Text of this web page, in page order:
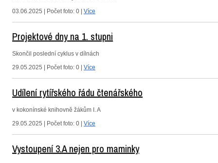
03.06.2025 | Počet foto: 0 | Více
Projektové dny na 1. stupni
Skončil poslední cyklus v dílnách
29.05.2025 | Počet foto: 0 | Více
Udílení rytířského řádu čtenářského
v kokonínské knihovně žákům I. A
29.05.2025 | Počet foto: 0 | Více
Vystoupení 3.A nejen pro maminky